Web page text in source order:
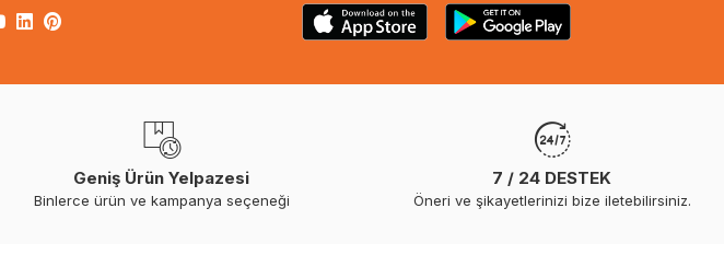
Geniş Ürün Yelpazesi
Binlerce ürün ve kampanya seçeneği
7 / 24 DESTEK
Öneri ve şikayetlerinizi bize iletebilirsiniz.